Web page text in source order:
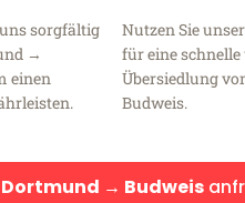
sorgfältig
→
einen
Nutzen Sie
für eine
Übersiedlung
Budweis.
Dortmund → Budweis